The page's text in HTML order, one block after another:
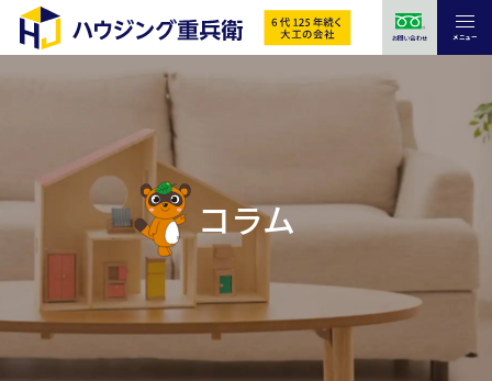
お問い合わせ メニュー
コラム